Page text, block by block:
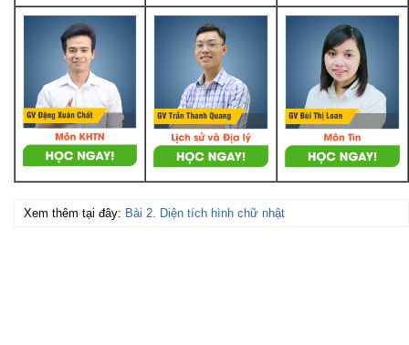
Xem thêm tại đây: Bài 2. Diện tích hình chữ nhật